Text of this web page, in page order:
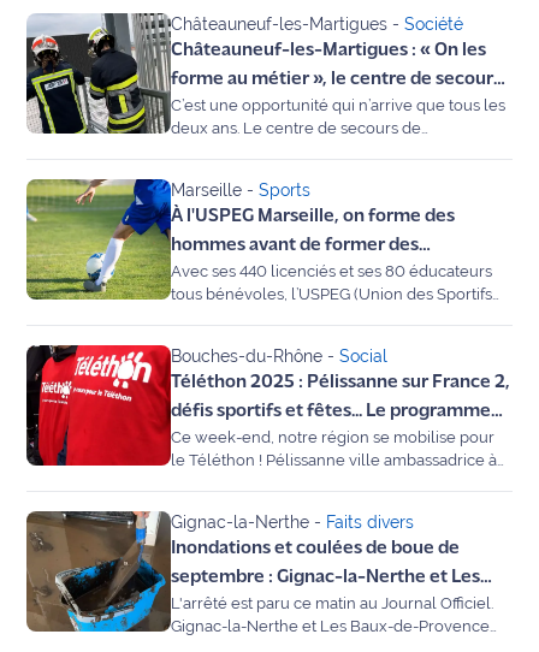
coeur
Maritima
Fil
rouge
L'anecdote
de Jeff
C'est
Les
Coachs
Maritima
plan
sortie
Nous
région, les "minots" du village du Rove veulent
poursuivre leur rêve éveillé. Invités de
Maritima, Christophe Rouzault (manager) et
Loucas (joueur) racontent la ferveur qui
entoure ce choc.
Châteauneuf-les-Martigues -Société
Châteauneuf-les-Martigues : « On les
forme au métier », le centre de secours
recrute ses futurs jeunes sapeurs-
pompiers
C’est une opportunité qui n’arrive que tous les
deux ans. Le centre de secours de
Sapeurs-Pompiers (JSP). Invité sur Maritima
Radio, le capitaine Sacha Cabras, chef de
centre, détaille les contours de cette
formation d'excellence qui forge les futurs
soldats du feu du département.
Marseille -Sports
À l'USPEG Marseille, on forme des
hommes avant de former des
footballeurs
Avec ses 440 licenciés et ses 80 éducateurs
tous bénévoles, l’USPEG (Union des Sportifs
arrondissement, le club cultive une
philosophie unique : privilégier le rôle social
et éducatif. Un cocktail gagnant qui mène
aujourd'hui ses U18 vers un choc historique en
Coupe Gambardella ce dimanche.
Bouches-du-Rhône -Social
Téléthon 2025 : Pélissanne sur France 2,
défis sportifs et fêtes... Le programme
de votre week-end solidaire en
Provence
Ce week-end, notre région se mobilise pour
le Téléthon ! Pélissanne ville ambassadrice à
animations près de chez vous pour soutenir le
3637.
Gignac-la-Nerthe - Faits divers
Inondations et coulées de boue de
septembre : Gignac-la-Nerthe et Les
Baux-de-Provence enfin reconnues en
état de catastrophe naturelle
L'arrêté est paru ce matin au Journal Officiel.
Gignac-la-Nerthe et Les Baux-de-Provence